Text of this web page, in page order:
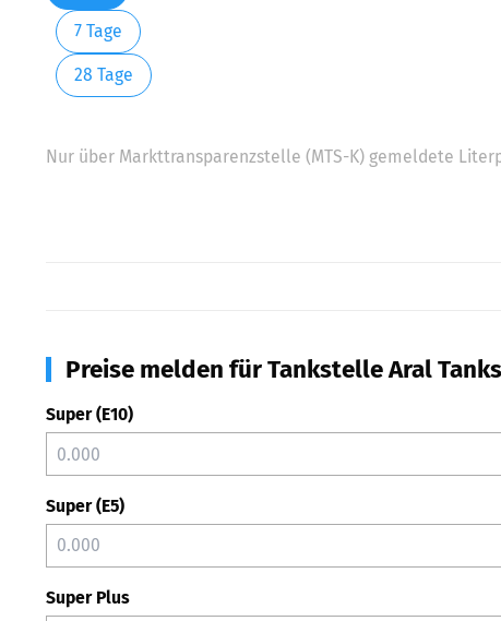
7 Tage
28 Tage
Nur über Markttransparenzstelle (MTS-K) gemeldete
Preise melden für Tankstelle Aral
Super (E10)
Super (E5)
Super Plus